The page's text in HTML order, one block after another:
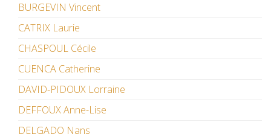
BURGEVIN Vincent
CATRIX Laurie
CHASPOUL Cécile
CUENCA Catherine
DAVID-PIDOUX Lorraine
DEFFOUX Anne-Lise
DELGADO Nans